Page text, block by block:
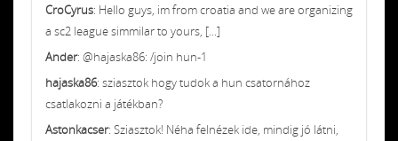
CroCyrus: Hello guys, im from croatia and we are organizing
a sc2 league simmilar to yours, [...]
Ander: @hajaska86: /join hun-1
hajaska86: sziasztok hogy tudok a hun csatornához
csatlakozni a játékban?
Astonkacser: Sziasztok! Néha felnézek ide, mindig jó látni,